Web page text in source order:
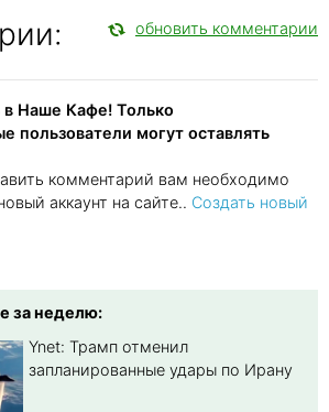
обновить комментарии
Наше Кафе! Только
пользователи могут оставлять
комментарий вам необходимо
аккаунт на сайте.. Создать новый
за неделю:
Ynet: Трамп отменил
запланированные удары по Ирану